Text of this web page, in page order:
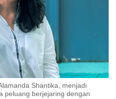
Shantika, menjadi
peluang berjejaring dengan